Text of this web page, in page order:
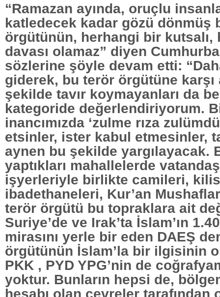
“Ramazan ayında, oruçlu
katledecek kadar gözü dönmüş
örgütünün, herhangi bir kutsalı,
davası olamaz” diyen
sözlerine şöyle devam etti:
giderek, bu terör örgütüne karşı
şekilde tavır koymayanları da
kategoride değerlendiriyorum.
inancımızda ‘zulme rıza
etsinler, ister kabul etmesinler,
aynen bu şekilde yargılayacak.
yaptıkları mahallelerde
işyerleriyle birlikte camileri,
ibadethaneleri, Kur’an
terör örgütü bu topraklara ait
Suriye’de ve Irak’ta İslam’ın
mirasını yerle bir eden DAEŞ
örgütünün İslam’la bir ilgisinin
PKK , PYD YPG’nin de
yoktur. Bunların hepsi de,
hesabı olan çevreler tarafından